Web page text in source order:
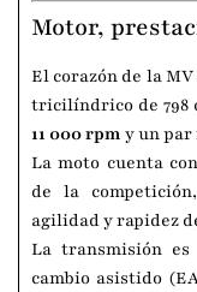
Motor,
El corazón de la
tricilíndrico de 798
11 000 rpm y un par
La moto cuenta
de la
agilidad y rapidez
La transmisión
cambio asistido